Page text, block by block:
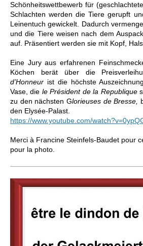
Schönheitswettbewerb für
Schlachten werden die Tiere gerupft
Leinentuch gewickelt. Dadurch
und die Tiere weisen nach dem
auf. Präsentiert werden sie mit Kopf,
Eine Jury aus erfahrenen
Köchen berät über die
d’Honneur istdie höchste Auszeichnung
Vase, die le Président de la Republique
zu den nächsten Glorieuses de Bresse,
den Elysée-Palast.
https://www.youtube.com/
Merci à Francine Steinfels-Baudet pour
pour la photo.